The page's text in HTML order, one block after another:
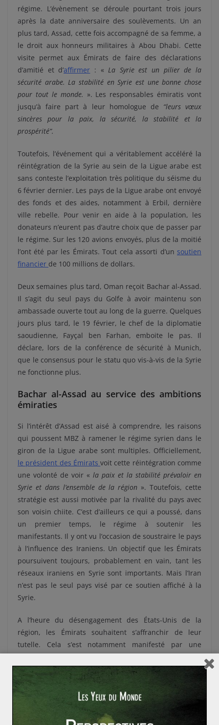
régime. L’évènement se déroule pourtant trois jours
après la date anniversaire des soulèvements. Un an
plus tard, Assad, cette fois accompagné de sa femme, a
le droit aux honneurs militaires à Abou Dhabi. Cette
visite permet aux Émirats de faire des déclarations
d’amitié et d’affirmer : «La Syrie est un pilier de la
sécurité arabe. La stabilité en Syrie est une bonne chose
pour tout le monde. ». Les responsables émiratis vont
jusqu’à faire part à leur homologue de “leurs vœux
sincères pour la paix, la sécurité, la stabilité et la
prospérité”.
Toutefois, l’événement qui a véritablement accéléré la
réintégration de la Syrie au sein de la Ligue arabe est
sans conteste l’exploitation très politique du séisme du
6 février dernier. Les pays de la Ligue arabe ont envoyé
des fonds et des aides, notamment à Erbil, dernière
ville rebelle. Pour venir en aide à la population, les
donateurs n’eurent pas d’autre choix que de passer par
le régime. Sur les 120 avions envoyés, plus de la moitié
l’ont été par les Émirats. Tout cela assorti d’un soutien
financier de 100 millions de dollars.
Deux semaines plus tard, Oman reçoit Bachar al-Assad.
Il s’agit du seul pays du Golfe à avoir maintenu son
ambassade ouverte tout au long de la guerre. Quelques
jours plus tard, le 19 février, le chef de la diplomatie
saoudienne, Fayçal ben Farhan, emboite le pas. Il
déclare, lors de la conférence de sécurité à Munich,
que le consensus pour le statu quo vis-à-vis de la Syrie
ne fonctionne plus.
Bachar al-Assad au service des ambitions
émiraties
Si l’intérêt d’Assad est aisé à comprendre, les raisons
qui poussent MBZ à ramener le régime syrien dans le
giron de la Ligue arabe sont multiples. Officiellement,
le président des Émirats voit cette réintégration comme
une volonté de voir « la paix et la stabilité prévaloir en
Syrie et dans l’ensemble de la région ». Toutefois, cette
stratégie est aussi motivée par la rivalité du pays avec
son voisin chiite. C’est d’ailleurs ce qui a poussé, dans
un premier temps, le régime à soutenir les
manifestants. Il y ont vu l’occasion de soustraire le pays
à l’influence des Iraniens. Un objectif que les Émirats
poursuivent toujours, probablement en vain, tant les
réseaux iraniens en Syrie sont importants. Mais l’Iran
n’est pas le seul pays visé par ce soutien affiché à la
Syrie.
A l’heure du désengagement des États-Unis de la
région, les Émirats souhaitent s’affranchir de leur
tutelle. Cela s’est notamment manifesté par une
diversification des alliances via des accords de
coopération avec la Chine et la Russie. Malgré les
sanctions votées par les États-Unis et l’Union
européenne, le commerce bilatéral avec la Syrie s’est
développé grâce aux hommes d’affaires syriens et aux
entreprises qui ont profité de la position de Dubaï en